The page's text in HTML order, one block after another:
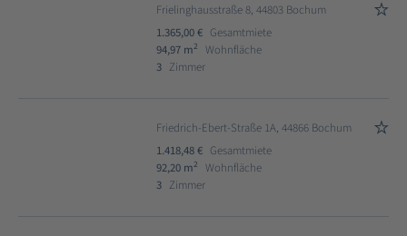
Frielinghausstraße 8, 44803 Bochum
1.365,00 € Gesamtmiete
94,97 m2
Wohnfläche
3 Zimmer
Friedrich-Ebert-Straße 1A, 44866 Bochum
1.418,48 € Gesamtmiete
92,20 m2
Wohnfläche
3 Zimmer